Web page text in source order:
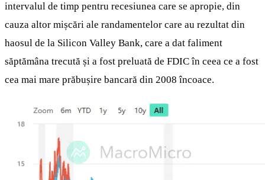
intervalul de timp pentru recesiunea care se apropie, din
cauza altor mișcări ale randamentelor care au rezultat din
haosul de la Silicon Valley Bank, care a dat faliment
săptămâna trecută și a fost preluată de FDIC în ceea ce a fost
cea mai mare prăbușire bancară din 2008 încoace.